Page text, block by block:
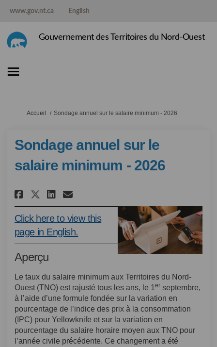
www.gov.nt.ca English
Gouvernement des Territoires du Nord-Ouest
Vous êtes ici:
Accueil Sondage annuel sur le salaire minimum - 2026
Sondage annuel sur le
salaire minimum - 2026
Partager Sondage annuel sur
Partager Sondage annuel
Partager Sondage
Courriel Sondage
Click here to view this
page in English. (Liens externes)
Aperçu
Le taux du salaire minimum aux Territoires du Nord-
Ouest (TNO) est rajusté tous les ans, le 1 er septembre,
à l’aide d’une formule fondée sur la variation en
pourcentage de l’indice des prix à la consommation
(IPC) pour Yellowknife et sur la variation en
pourcentage du salaire horaire moyen aux TNO pour
l’année civile précédente. Ce changement a été